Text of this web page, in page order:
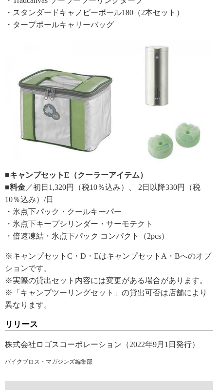
・スタンダードキャノピーポール180（2本セット）
・タープポールキャリーバッグ
■キャンプセットE（クーラーアイテム）
■料金 ／初日1,320円（税10％込み）、 2日以降330円（税
10％込み）/日
・氷点下パック・クールキーパー
・氷点下キープシリンダー・サーモテクト
・倍速凍結・氷点下パック コンパクト（2pcs）
※キャンプセットC・D・EはキャンプセットA・Bへのオプ
ションです。
※実際の貸出セット内容には変更がある場合があります。
※「キャンプツーリングセット」の貸出可否は店舗により
異なります。
リリース
株式会社ロゴスコーポレーション（2022年9月1日発行）
バイクブロス・マガジンズ編集部